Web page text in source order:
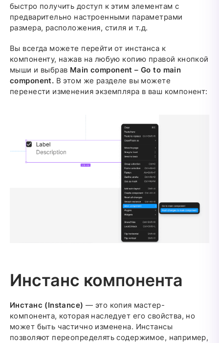
быстро получить доступ к этим элементам с
предварительно настроенными параметрами
размера, расположения, стиля и т.д.
Вы всегда можете перейти от инстанса к
компоненту, нажав на любую копию правой кнопкой
мыши и выбрав Main component – Go to main
component. В этом же разделе вы можете
перенести изменения экземпляра в ваш компонент:
Инстанс компонента
Инстанс (Instance) — это копия мастер-
компонента, которая наследует его свойства, но
может быть частично изменена. Инстансы
позволяют переопределять содержимое, например,